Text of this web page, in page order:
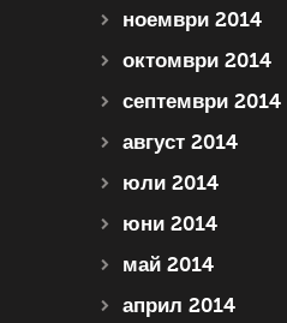
ноември 2014
октомври 2014
септември 2014
август 2014
юли 2014
юни 2014
май 2014
април 2014